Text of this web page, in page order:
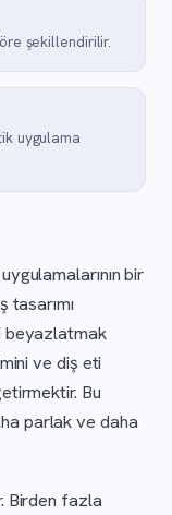
şekillendirilir.
uygulama
bir
beyazlatmak
ve diş eti
Bu
parlak ve daha
Birden fazla